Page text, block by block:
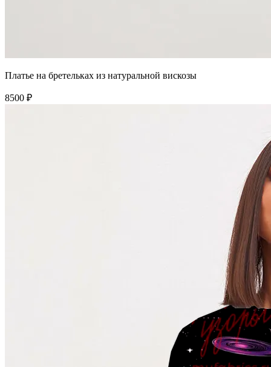
Платье на бретельках из натуральной вискозы
8500 ₽